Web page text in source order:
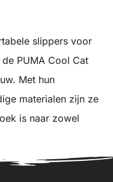
slippers voor
PUMA Cool Cat
Met hun
materialen zijn ze
is naar zowel